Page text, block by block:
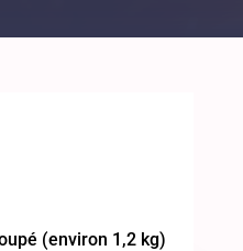
(environ 1,2 kg)